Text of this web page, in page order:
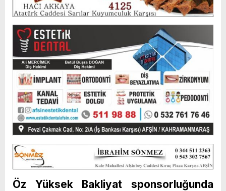
Öz Yüksek Bakliyat sponsorluğunda